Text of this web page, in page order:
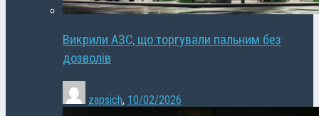
Викрили АЗС, що торгували пальним без
дозволів
zapsich, 10/02/2026